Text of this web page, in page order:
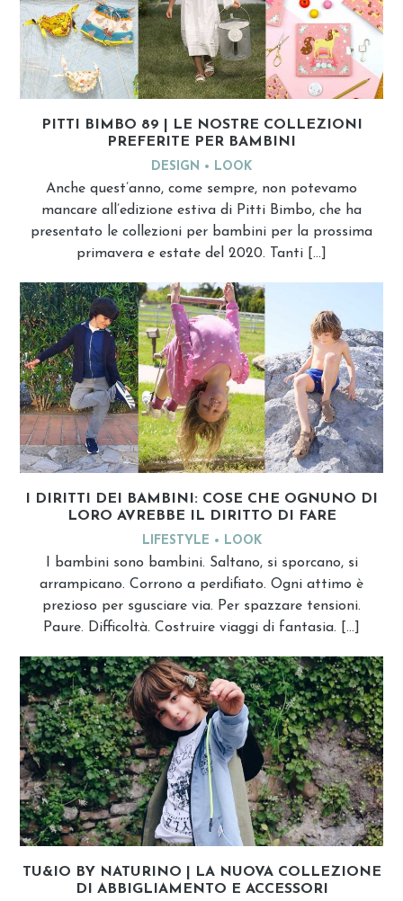
PITTI BIMBO 89 | LE NOSTRE COLLEZIONI
PREFERITE PER BAMBINI
DESIGN LOOK
Anche quest’anno, come sempre, non potevamo
mancare all’edizione estiva di Pitti Bimbo, che ha
presentato le collezioni per bambini per la prossima
primavera e estate del 2020. Tanti […]
I DIRITTI DEI BAMBINI: COSE CHE OGNUNO DI
LORO AVREBBE IL DIRITTO DI FARE
LIFESTYLE LOOK
I bambini sono bambini. Saltano, si sporcano, si
arrampicano. Corrono a perdifiato. Ogni attimo è
prezioso per sgusciare via. Per spazzare tensioni.
Paure. Difficoltà. Costruire viaggi di fantasia. […]
TU&IO BY NATURINO | LA NUOVA COLLEZIONE
DI ABBIGLIAMENTO E ACCESSORI